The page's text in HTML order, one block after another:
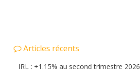
Articles récents
IRL : +1.15% au second trimestre 2026